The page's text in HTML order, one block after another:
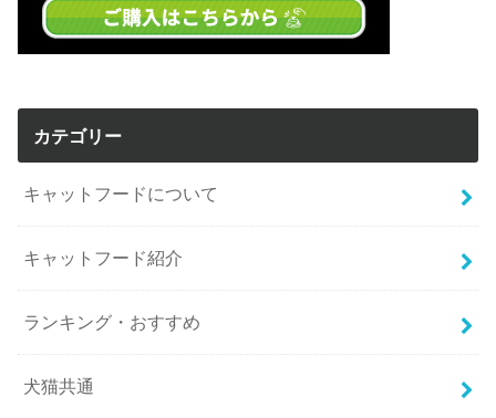
カテゴリー
キャットフードについて
キャットフード紹介
ランキング・おすすめ
犬猫共通